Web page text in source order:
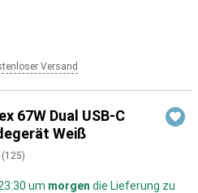
Versand
67W Dual USB-C
Weiß
(125)
um morgen die Lieferung zu